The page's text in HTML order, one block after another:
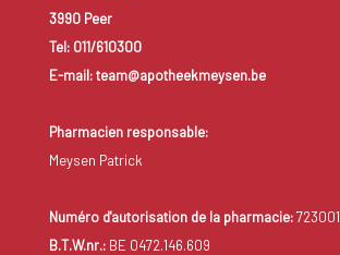
3990 Peer
Tel: 011/610300
E-mail: team@apotheekmeysen.be
Pharmacien responsable:
Meysen Patrick
Numéro d'autorisation de la pharmacie:723001
B.T.W.nr.:BE 0472.146.609